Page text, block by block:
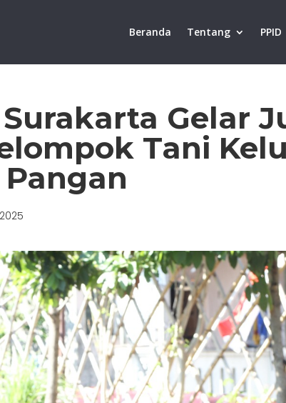
Beranda Tentang PPID
Gelar
Tani